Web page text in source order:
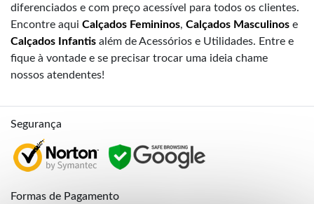
diferenciados e com preço acessível para todos os clientes.
Encontre aqui Calçados Femininos, Calçados Masculinos e
Calçados Infantis além de Acessórios e Utilidades. Entre e
fique à vontade e se precisar trocar uma ideia chame
nossos atendentes!
Segurança
Formas de Pagamento